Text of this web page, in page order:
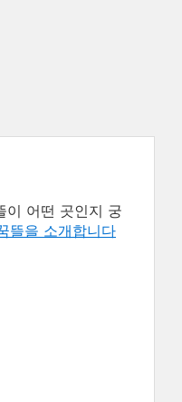
이 어떤 곳인지 궁
뜰을 소개합니다